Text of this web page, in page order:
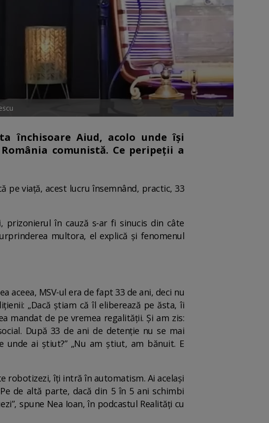
închisoare Aiud, acolo unde își
comunistă. Ce peripeții a
pe viață, acest lucru însemnând, practic, 33
în cauză s-ar fi sinucis din câte
multora, el explică și fenomenul
aceea, MSV-ul era de fapt 33 de ani, deci nu
„Dacă știam că îl eliberează pe ăsta, îi
mandat de pe vremea regalității. Și am zis:
După 33 de ani de detenție nu se mai
unde ai știut?” „Nu am știut, am bănuit. E
robotizezi, îți intră în automatism. Ai același
de altă parte, dacă din 5 în 5 ani schimbi
spune Nea Ioan, în podcastul Realități cu